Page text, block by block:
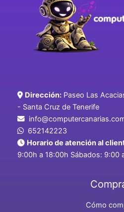
Dirección: Paseo Las
- Santa Cruz de Tenerife
652142223
Horario de atención al
9:00h a 18:00h Sábados: 9:00
Cómo